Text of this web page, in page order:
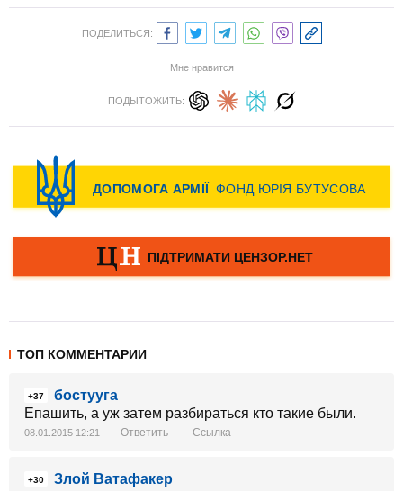
ПОДЕЛИТЬСЯ:
Мне нравится
ПОДЫТОЖИТЬ:
ТОП КОММЕНТАРИИ
+37
бостууга
Епашить, а уж затем разбираться кто такие были.
08.01.2015 12:21 Ответить Ссылка
+30
Злой Ватафакер